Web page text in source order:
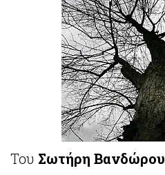
Του Σωτήρη Βανδώρου